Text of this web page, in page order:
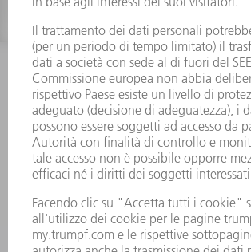
INFORMAZIONE
Domande frequenti
Condizioni generali di contratto
CONTATTO
RICAMBI TRUMPF ITALIA
lunedì a venerdì: 08:30 – 18:00
ricambi@trumpf.com
CONTATTO